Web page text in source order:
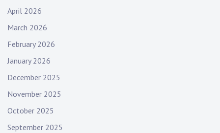
April 2026
March 2026
February 2026
January 2026
December 2025
November 2025
October 2025
September 2025